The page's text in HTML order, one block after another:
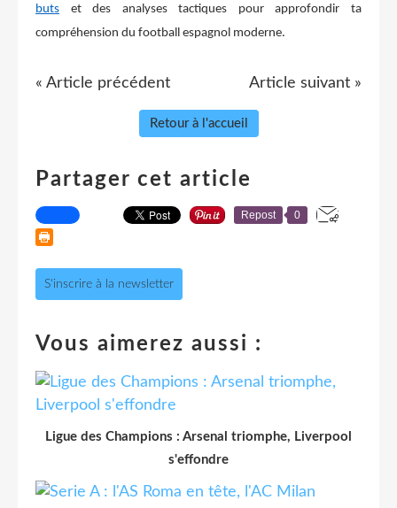
buts et des analyses tactiques pour approfondir ta
compréhension du football espagnol moderne.
« Article précédent Article suivant »
Retour à l'accueil
Partager cet article
Repost 0
S'inscrire à la newsletter
Vous aimerez aussi :
Ligue des Champions : Arsenal triomphe, Liverpool
s'effondre